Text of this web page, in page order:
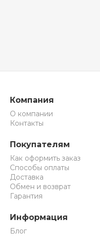
Компания
О компании
Контакты
Покупателям
Как оформить заказ
Способы оплаты
Доставка
Обмен и возврат
Гарантия
Информация
Блог